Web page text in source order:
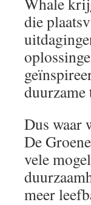
die
duurzame
Dus waar
De
vele
meer